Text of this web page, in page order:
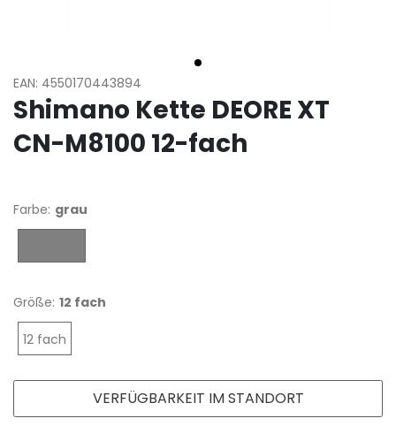
EAN: 4550170443894
Shimano Kette DEORE XT
CN-M8100 12-fach
Farbe: grau
Größe: 12 fach
12 fach
VERFÜGBARKEIT IM STANDORT